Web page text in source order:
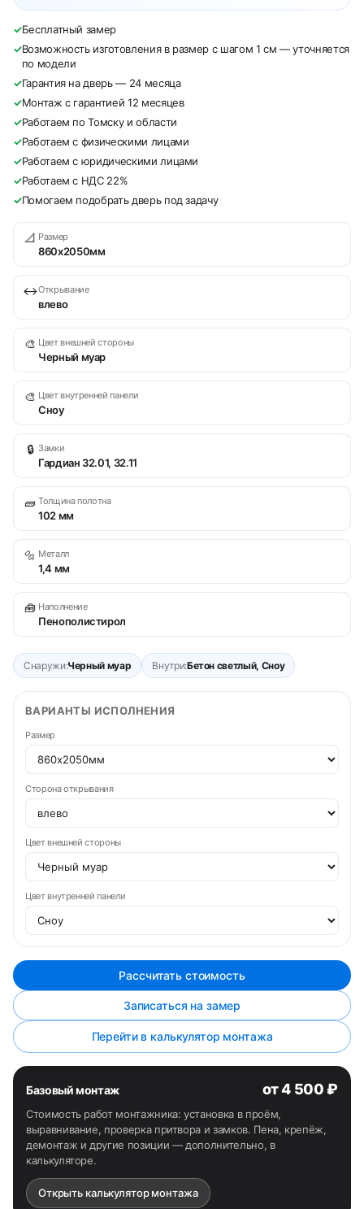
✓Бесплатный замер
✓Возможность изготовления в размер с шагом 1 см — уточняется
по модели
✓Гарантия на дверь — 24 месяца
✓Монтаж с гарантией 12 месяцев
✓Работаем по Томску и области
✓Работаем с физическими лицами
✓Работаем с юридическими лицами
✓Работаем с НДС 22%
✓Помогаем подобрать дверь под задачу
📐 Размер
860х2050мм
↔Открывание
влево
🎨 Цвет внешней стороны
Черный муар
🎨 Цвет внутренней панели
Сноу
🔒 Замки
Гардиан 32.01, 32.11
🧱 Толщина полотна
102 мм
🔩 Металл
1,4 мм
🧰 Наполнение
Пенополистирол
Снаружи:Черный муар Внутри:Бетон светлый, Сноу
ВАРИАНТЫ ИСПОЛНЕНИЯ
Размер
Сторона открывания
Цвет внешней стороны
Цвет внутренней панели
Рассчитать стоимость
Записаться на замер
Перейти в калькулятор монтажа
Базовый монтаж от 4 500 ₽
Стоимость работ монтажника: установка в проём,
выравнивание, проверка притвора и замков. Пена, крепёж,
демонтаж и другие позиции — дополнительно, в
калькуляторе.
Открыть калькулятор монтажа